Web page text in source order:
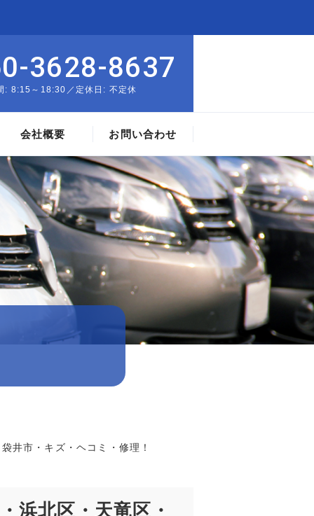
3628-8637
: 8:15～18:30／定休日: 不定休
会社概要 お問い合わせ
井市・キズ・ヘコミ・修理！
浜北区・天竜区・